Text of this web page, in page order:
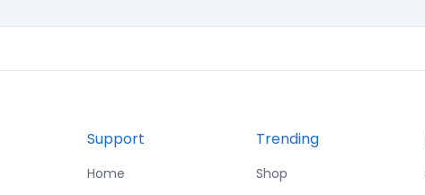
Support
Home
Trending
Shop